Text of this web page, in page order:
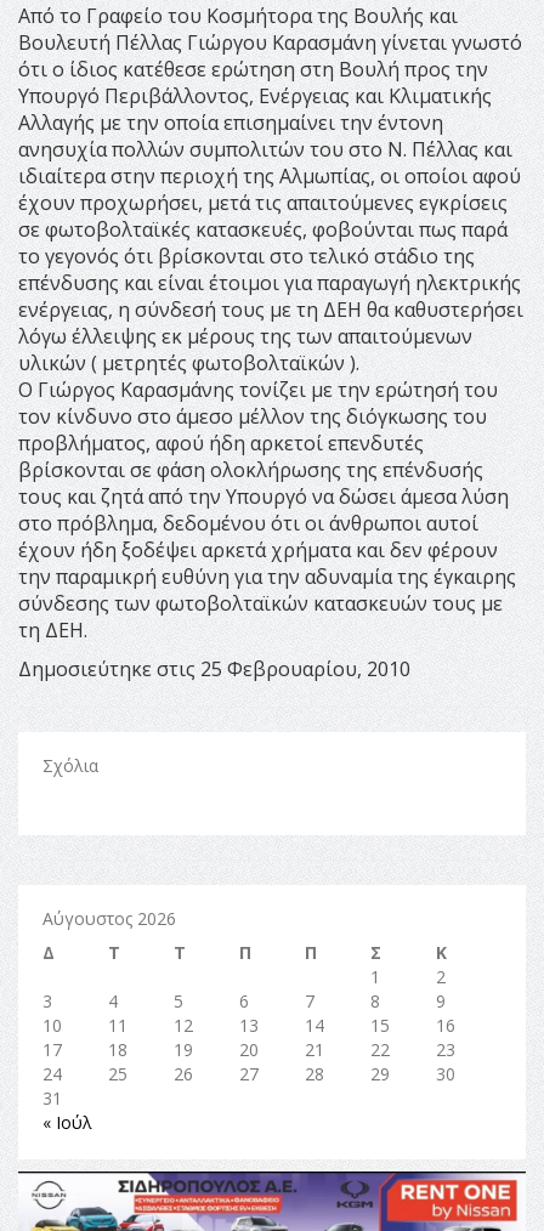
Από το Γραφείο του Κοσμήτορα της Βουλής και
Βουλευτή Πέλλας Γιώργου Καρασμάνη γίνεται γνωστό
ότι ο ίδιος κατέθεσε ερώτηση στη Βουλή προς την
Υπουργό Περιβάλλοντος, Ενέργειας και Κλιματικής
Αλλαγής με την οποία επισημαίνει την έντονη
ανησυχία πολλών συμπολιτών του στο Ν. Πέλλας και
ιδιαίτερα στην περιοχή της Αλμωπίας, οι οποίοι αφού
έχουν προχωρήσει, μετά τις απαιτούμενες εγκρίσεις
σε φωτοβολταϊκές κατασκευές, φοβούνται πως παρά
το γεγονός ότι βρίσκονται στο τελικό στάδιο της
επένδυσης και είναι έτοιμοι για παραγωγή ηλεκτρικής
ενέργειας, η σύνδεσή τους με τη ΔΕΗ θα καθυστερήσει
λόγω έλλειψης εκ μέρους της των απαιτούμενων
υλικών ( μετρητές φωτοβολταϊκών ).
Ο Γιώργος Καρασμάνης τονίζει με την ερώτησή του
τον κίνδυνο στο άμεσο μέλλον της διόγκωσης του
προβλήματος, αφού ήδη αρκετοί επενδυτές
βρίσκονται σε φάση ολοκλήρωσης της επένδυσής
τους και ζητά από την Υπουργό να δώσει άμεσα λύση
στο πρόβλημα, δεδομένου ότι οι άνθρωποι αυτοί
έχουν ήδη ξοδέψει αρκετά χρήματα και δεν φέρουν
την παραμικρή ευθύνη για την αδυναμία της έγκαιρης
σύνδεσης των φωτοβολταϊκών κατασκευών τους με
τη ΔΕΗ.
Δημοσιεύτηκε στις 25 Φεβρουαρίου, 2010
Σχόλια
Αύγουστος 2026
Δ
Τ Τ Π Π Σ
Κ
1
2
3
4 5 6 7 8
9
10
11 12 13 14 15
16
17
18 19 20 21 22
23
24
25 26 27 28 29
30
31
« Ιούλ